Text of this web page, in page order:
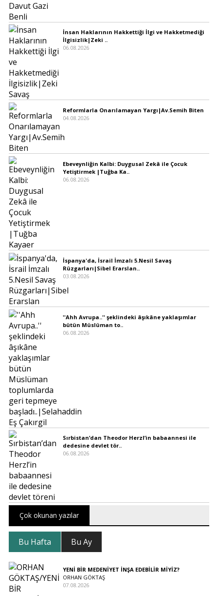
İnsan Haklarının Hakkettiği İlgi ve Hakketmediği
İlgisizlik|Zeki ..
06.08.2026
Reformlarla Onarılamayan Yargı|Av.Semih Biten
04.08.2026
Ebeveynliğin Kalbi: Duygusal Zekâ ile Çocuk
Yetiştirmek |Tuğba Ka..
06.08.2026
İspanya'da, İsrail İmzalı 5.Nesil Savaş
Rüzgarları|Sibel Erarslan..
03.08.2026
''Ahh Avrupa..'' şeklindeki âşıkâne yaklaşımlar
bütün Müslüman to..
06.08.2026
Sırbistan’dan Theodor Herzl’in babaannesi ile
dedesine devlet tör..
06.08.2026
Çok okunan yazılar
Bu Hafta Bu Ay
YENİ BİR MEDENİYET İNŞA EDEBİLİR MİYİZ?
ORHAN GÖKTAŞ
07.08.2026